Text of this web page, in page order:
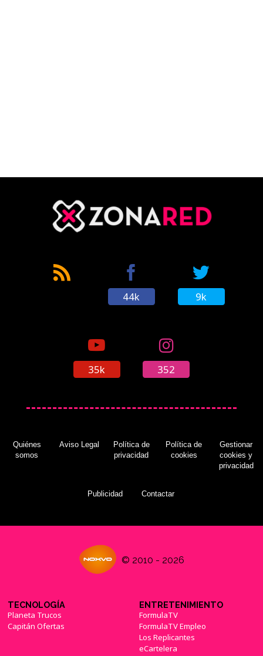
44k 9k
35k 352
Quiénes
somos
Aviso Legal
Política de
privacidad
Política de
cookies
Gestionar
cookies y
privacidad
Publicidad Contactar
© 2010 - 2026
TECNOLOGÍA
Planeta Trucos
Capitán Ofertas
ENTRETENIMIENTO
FormulaTV
FormulaTV Empleo
Los Replicantes
eCartelera